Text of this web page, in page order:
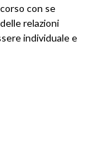
con se
relazioni
individuale e